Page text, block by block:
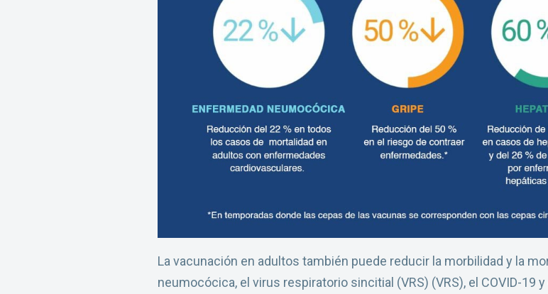
La vacunación en adultos también puede reducir la morbilidad y la
neumocócica, el virus respiratorio sincitial (VRS) (VRS), el COVID-